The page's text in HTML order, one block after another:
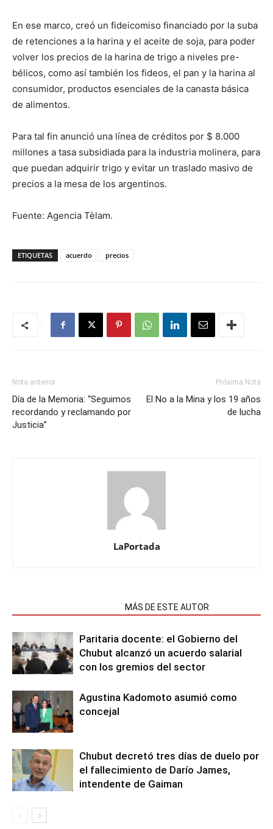
En ese marco, creó un fideicomiso financiado por la suba
de retenciones a la harina y el aceite de soja, para poder
volver los precios de la harina de trigo a niveles pre-
bélicos, como así también los fideos, el pan y la harina al
consumidor, productos esenciales de la canasta básica
de alimentos.
Para tal fin anunció una línea de créditos por $ 8.000
millones a tasa subsidiada para la industria molinera, para
que puedan adquirir trigo y evitar un traslado masivo de
precios a la mesa de los argentinos.
Fuente: Agencia Tèlam.
ETIQUETAS acuerdo precios
Nota anterior
Día de la Memoria: “Seguimos
recordando y reclamando por
Justicia”
Próxima Nota
El No a la Mina y los 19 años
de lucha
LaPortada
MÁS DE ESTE AUTOR
Paritaria docente: el Gobierno del
Chubut alcanzó un acuerdo salarial
con los gremios del sector
Agustina Kadomoto asumió como
concejal
Chubut decretó tres días de duelo por
el fallecimiento de Darío James,
intendente de Gaiman